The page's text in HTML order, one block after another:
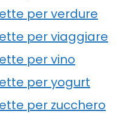
per verdure
per viaggiare
per vino
per yogurt
per zucchero